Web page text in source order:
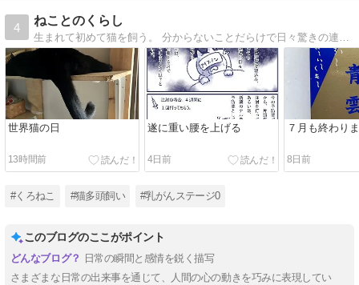
4
ねことのくらし
世界猫の日
13時間前
遂に重い腰を上げる
4日前
７月も終わり
8日前
#くろねこ #猫多頭飼い #乳がんステージ0
このブログのここがポイント
日常の瞬間と感情を鋭く描写
さまざまな日常の出来事を通じて、人間の心の動きを巧みに表現してい